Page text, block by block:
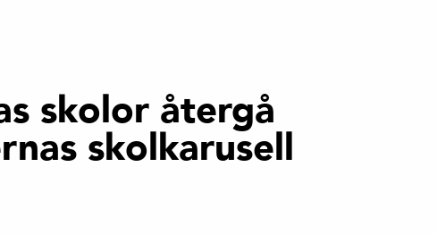
skolor återgå
skolkarusell